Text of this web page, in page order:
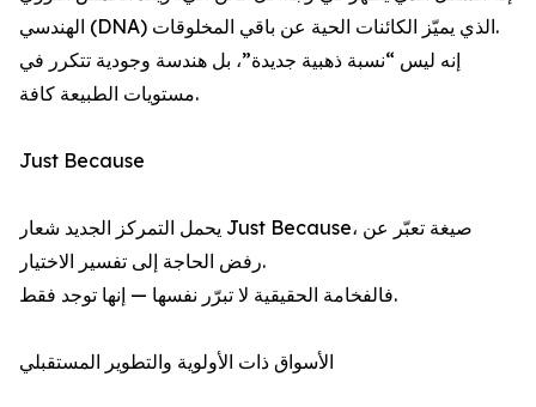
الهندسي (DNA) الذي يميّز الكائنات الحية عن باقي المخلوقات.
إنه ليس “نسبة ذهبية جديدة”، بل هندسة وجودية تتكرر في
مستويات الطبيعة كافة.
Just Because
يحمل التمركز الجديد شعار Just Because، صيغة تعبّر عن
رفض الحاجة إلى تفسير الاختيار.
فالفخامة الحقيقية لا تبرّر نفسها — إنها توجد فقط.
الأسواق ذات الأولوية والتطوير المستقبلي